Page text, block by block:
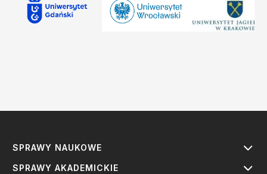
SPRAWY NAUKOWE
SPRAWY AKADEMICKIE